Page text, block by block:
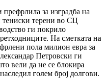
за изградба на
тениски терени во СЦ
ги покрило
На сметката на
пола милион евра за
Петровски ги
вели да не се блокира
голем број долгови.